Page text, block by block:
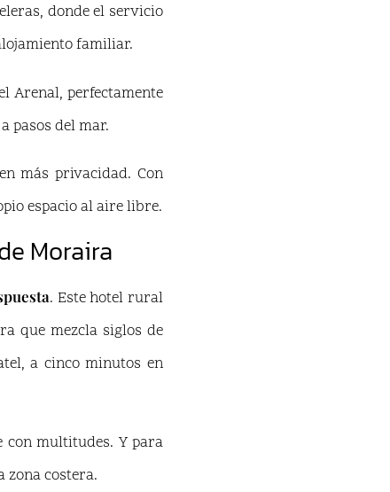
donde el servicio
familiar.
Arenal, perfectamente
pasos del mar.
más privacidad. Con
espacio al aire libre.
Moraira
. Este hotel rural
que mezcla siglos de
a cinco minutos en
con multitudes. Y para
zona costera.